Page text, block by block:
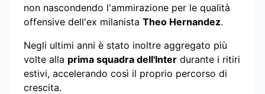
non nascondendo l'ammirazione per le qualità
offensive dell'ex milanista Theo Hernandez.
Negli ultimi anni è stato inoltre aggregato più
volte alla prima squadra dell'Inter durante i ritiri
estivi, accelerando così il proprio percorso di
crescita.